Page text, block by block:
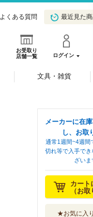
よくある質問 最近見た
お受取り
店舗一覧
ログイン
文具・雑貨
メーカーに在
し、お取
通常1週間~4週
切れ等で入手で
ざいま
カート
（お取
★お気に入